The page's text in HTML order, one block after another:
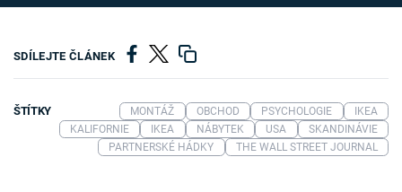
SDÍLEJTE ČLÁNEK
ŠTÍTKY MONTÁŽ OBCHOD PSYCHOLOGIE
IKEA
KALIFORNIE
IKEA NÁBYTEK USA
SKANDINÁVIE
PARTNERSKÉ HÁDKY
THE WALL STREET JOURNAL